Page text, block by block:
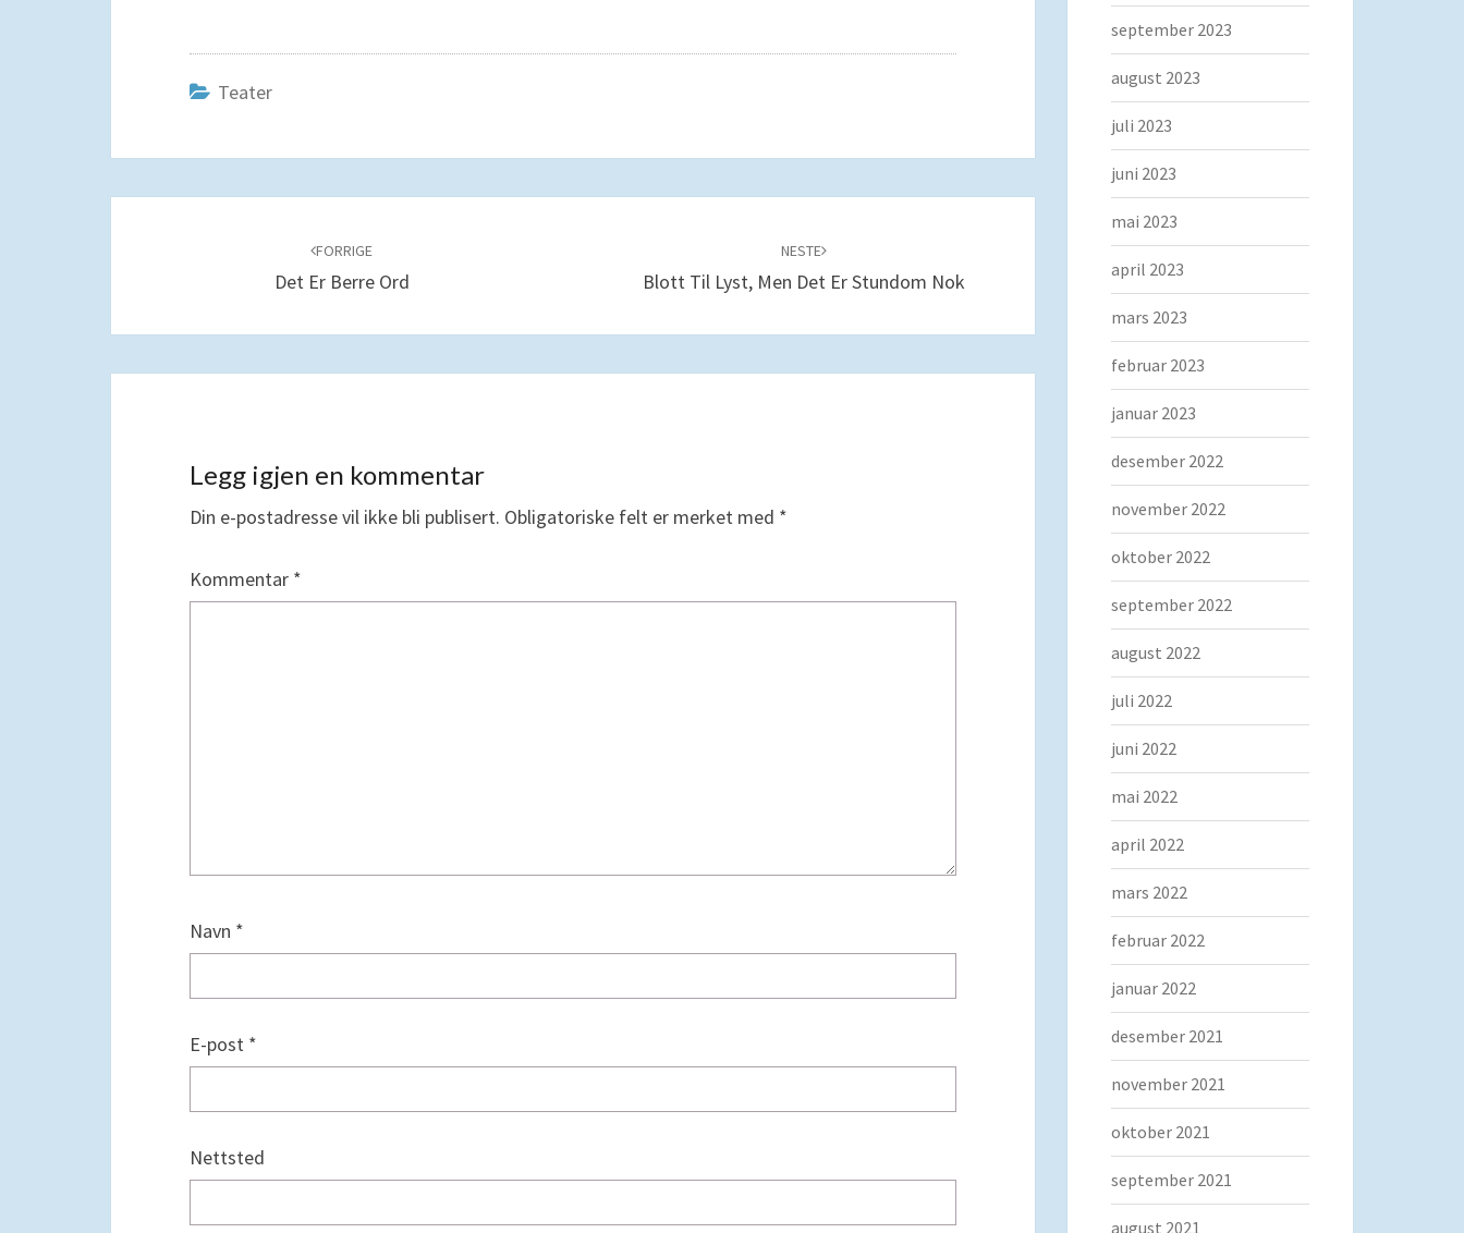
Teater
FORRIGE
Det Er Berre Ord
NESTE
Blott Til Lyst, Men Det Er Stundom Nok
Legg igjen en kommentar
Din e-postadresse vil ikke bli publisert. Obligatoriske felt er merket med *
Kommentar *
Navn *
E-post *
Nettsted
september 2023
august 2023
juli 2023
juni 2023
mai 2023
april 2023
mars 2023
februar 2023
januar 2023
desember 2022
november 2022
oktober 2022
september 2022
august 2022
juli 2022
juni 2022
mai 2022
april 2022
mars 2022
februar 2022
januar 2022
desember 2021
november 2021
oktober 2021
september 2021
august 2021